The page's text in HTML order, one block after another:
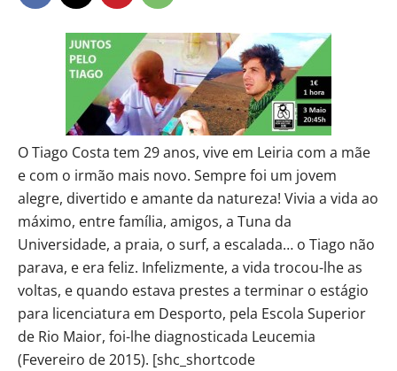
O Tiago Costa tem 29 anos, vive em Leiria com a mãe
e com o irmão mais novo. Sempre foi um jovem
alegre, divertido e amante da natureza! Vivia a vida ao
máximo, entre família, amigos, a Tuna da
Universidade, a praia, o surf, a escalada… o Tiago não
parava, e era feliz. Infelizmente, a vida trocou-lhe as
voltas, e quando estava prestes a terminar o estágio
para licenciatura em Desporto, pela Escola Superior
de Rio Maior, foi-lhe diagnosticada Leucemia
(Fevereiro de 2015). [shc_shortcode